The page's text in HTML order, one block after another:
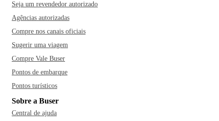
Seja um revendedor autorizado
Agências autorizadas
Compre nos canais oficiais
Sugerir uma viagem
Compre Vale Buser
Pontos de embarque
Pontos turísticos
Sobre a Buser
Central de ajuda